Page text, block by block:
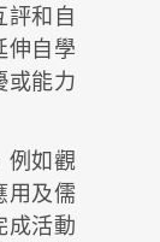
評和自
伸自學
或能力
例如觀
用及儒
成活動